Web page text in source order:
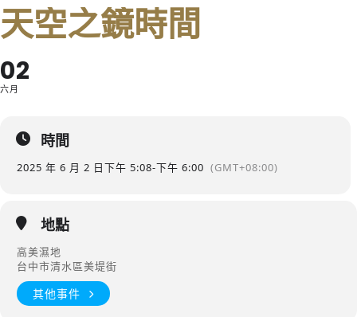
天空之鏡時間
02
六月
時間
2025 年 6 月 2 日下午 5:08-下午 6:00 (GMT+08:00)
地點
高美濕地
台中市清水區美堤街
其他事件